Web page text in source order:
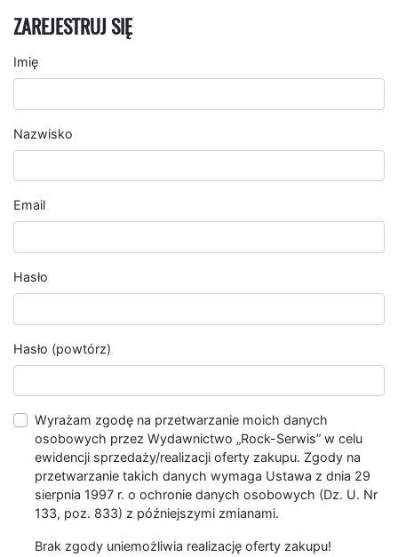
ZAREJESTRUJ SIĘ
Imię
Nazwisko
Email
Hasło
Hasło (powtórz)
Wyrażam zgodę na przetwarzanie moich danych
osobowych przez Wydawnictwo „Rock-Serwis” w celu
ewidencji sprzedaży/realizacji oferty zakupu. Zgody na
przetwarzanie takich danych wymaga Ustawa z dnia 29
sierpnia 1997 r. o ochronie danych osobowych (Dz. U. Nr
133, poz. 833) z późniejszymi zmianami.
Brak zgody uniemożliwia realizację oferty zakupu!